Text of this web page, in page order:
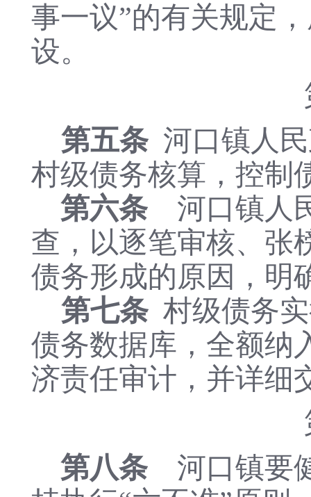
事一议”的有关规定
设。
第五条 河口镇人
村级债务核算，控制
第六条 河口镇人
查，以逐笔审核、张
债务形成的原因，明
第七条 村级债务
债务数据库，全额纳
济责任审计，并详细
第八条 河口镇要